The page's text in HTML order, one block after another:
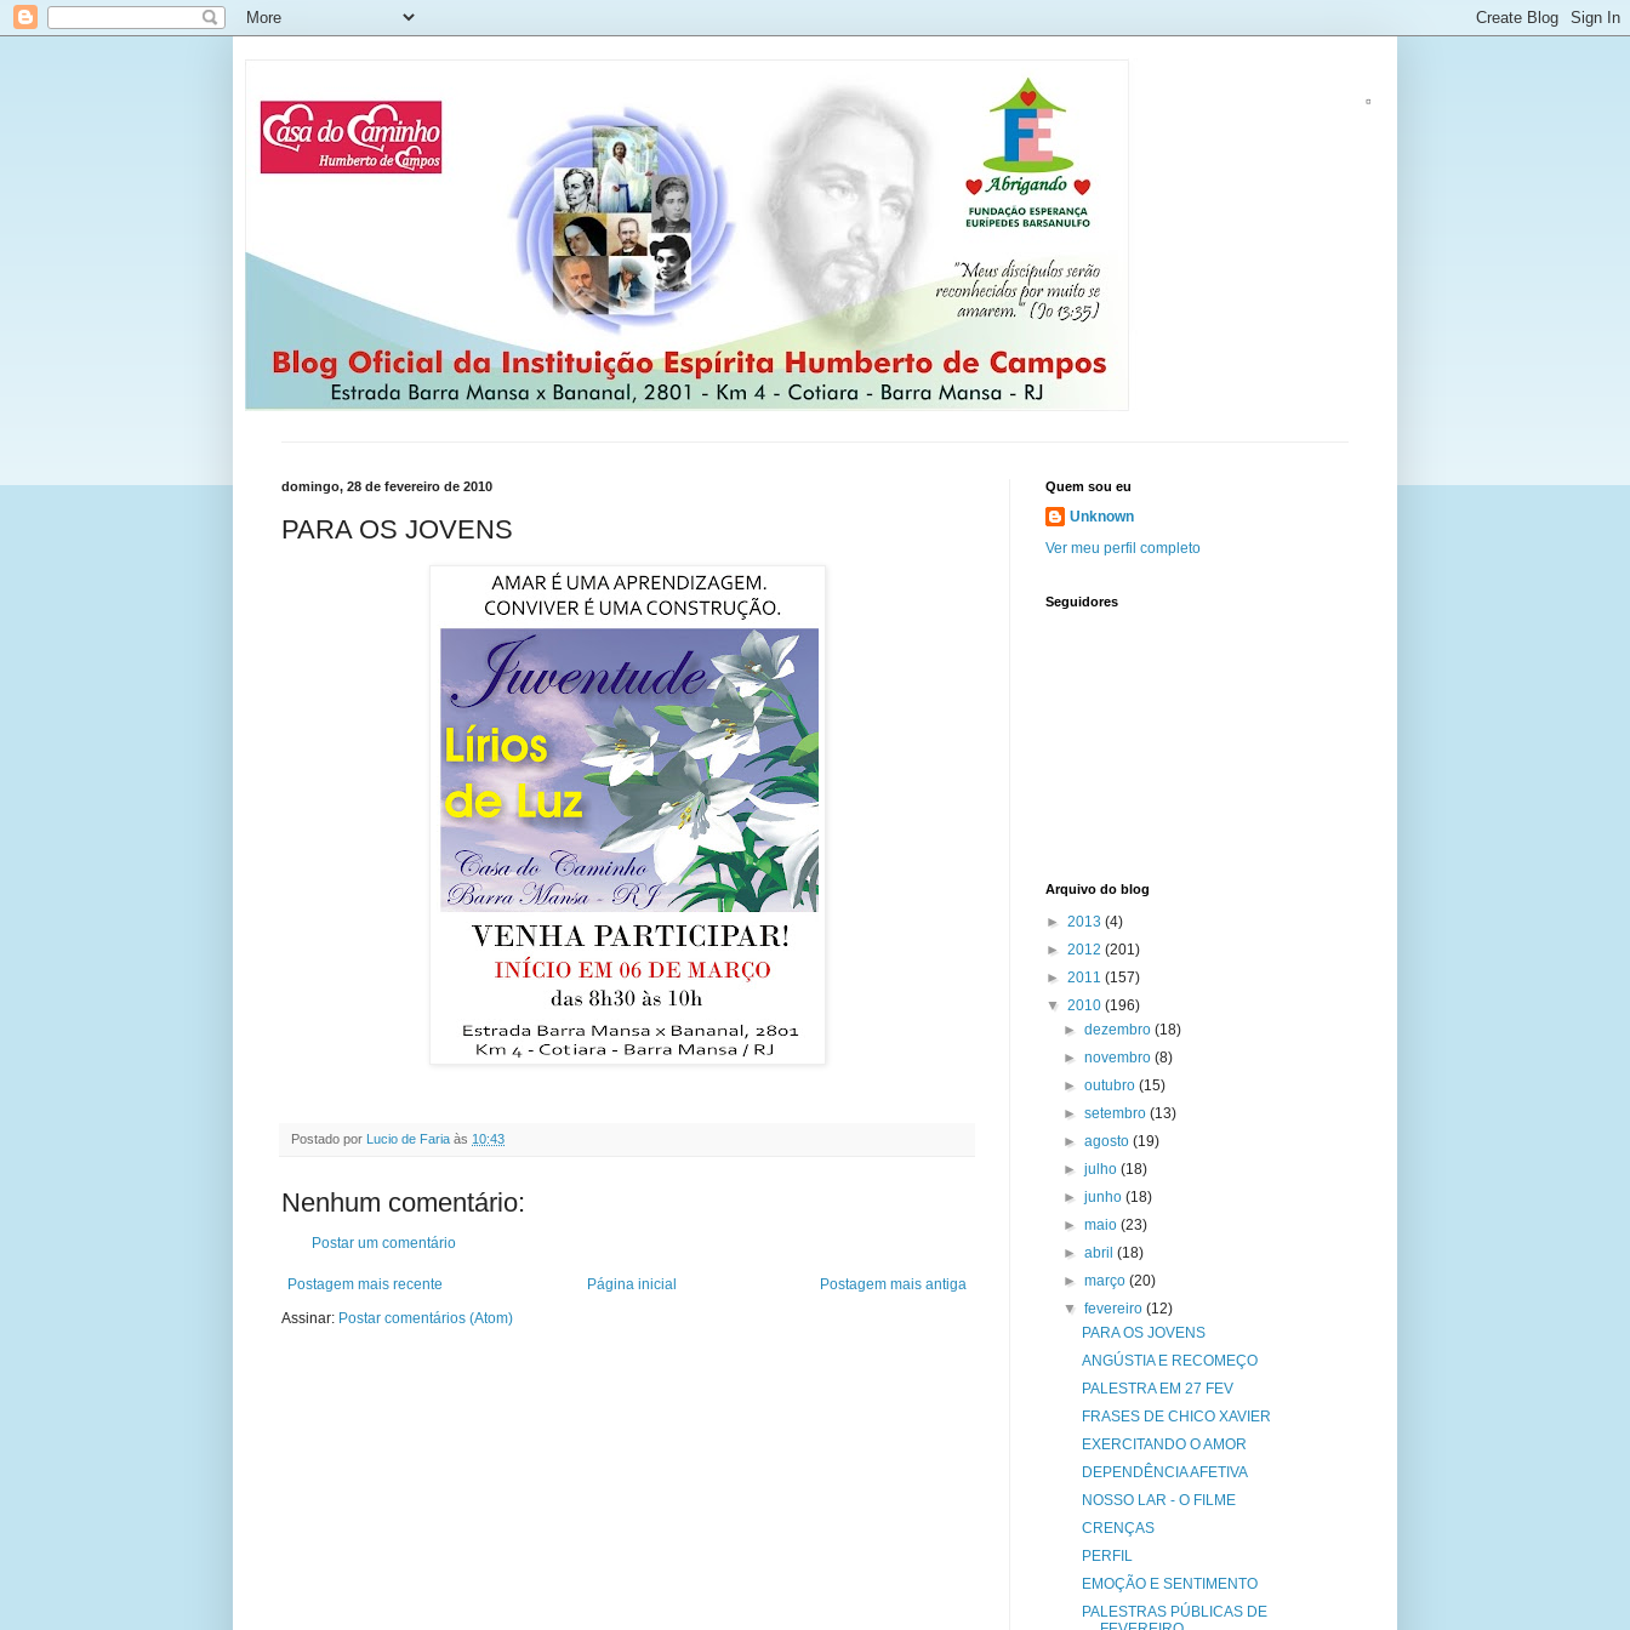
domingo, 28 de fevereiro de 2010
PARA OS JOVENS
Postado por Lucio de Faria às 10:43
Nenhum comentário:
Postar um comentário
Postagem mais recente Postagem mais antiga
Página inicial
Assinar: Postar comentários (Atom)
Quem sou eu
Unknown
Ver meu perfil completo
Seguidores
Arquivo do blog
► 2013 (4)
► 2012 (201)
► 2011 (157)
▼ 2010 (196)
►dezembro(18)
►novembro(8)
►outubro(15)
►setembro(13)
►agosto(19)
►julho(18)
►junho(18)
►maio(23)
►abril(18)
►março(20)
▼fevereiro(12)
PARA OS JOVENS
ANGÚSTIA E RECOMEÇO
PALESTRA EM 27 FEV
FRASES DE CHICO XAVIER
EXERCITANDO O AMOR
DEPENDÊNCIA AFETIVA
NOSSO LAR - O FILME
CRENÇAS
PERFIL
EMOÇÃO E SENTIMENTO
PALESTRAS PÚBLICAS DE